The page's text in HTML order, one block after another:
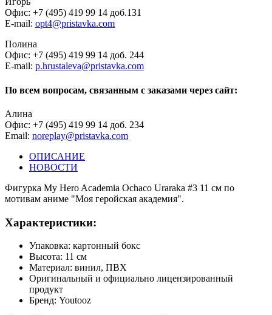
Офис: +7 (495) 419 99 14 доб.131
E-mail: opt4@pristavka.com
Полина
Офис: +7 (495) 419 99 14 доб. 244
E-mail: p.hrustaleva@pristavka.com
По всем вопросам, связанным с заказами через сайт:
Алина
Офис: +7 (495) 419 99 14 доб. 234
Email: noreplay@pristavka.com
ОПИСАНИЕ
НОВОСТИ
Фигурка My Hero Academia Ochaco Uraraka #3 11 см по
мотивам аниме "Моя геройская академия".
Характеристики:
Упаковка: картонный бокс
Высота: 11 см
Материал: винил, ПВХ
Оригинальный и официально лицензированный
продукт
Бренд: Youtooz